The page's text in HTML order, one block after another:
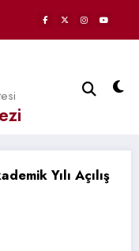
Yılı Açılış